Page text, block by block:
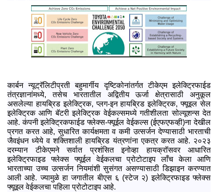
कार्बन न्‍यूट्रॅलिटीप्रती बहुमार्गीय दृष्टिकोनांतर्गत टीकेएम इलेक्ट्रिफाईड
तंत्रज्ञानांमध्‍ये, तसेच भारतातील अद्वितीय ऊर्जा क्षेत्रासाठी अनुकूल
असलेल्‍या हायब्रिड इलेक्ट्रिक, प्‍लग-इन हायब्रिड इलेक्ट्रिक, फ्यूइल सेल
इलेक्ट्रिक आणि बॅटरी इलेक्ट्रिक वेईकल्‍समध्‍ये गतीशीलता सोल्‍यूशन्‍स देत
आहे. कंपनी इलेक्ट्रिकफाईड फ्लेक्‍स-फ्यूईल वेईकल्‍स (ईएफएफव्‍ही)ना देखील
प्रगत करत आहे, सुधारित कार्यक्षमता व कमी उत्‍सर्जन देण्‍यासाठी भारताची
जैवइंधन ध्‍येये व शक्तिशाली हायब्रिड यंत्रणांना एकत्र करत आहे. २०२३
दरम्‍यान टीकेएमने सर्वात प्रशंसित इनोव्‍हा हायक्रॉसवर आधारित
इलेक्ट्रिफाइड फ्लेक्‍स फ्यूईल वेईकलचा प्रोटोटाइप लाँच केला आणि
भारताच्‍या उच्‍च उत्‍सर्जन नियमांशी सुसंगत असण्‍यासाठी डिझाइन करण्‍यात
आली आहे. ज्‍यामुळे हा जगातील बीएस ६ (स्‍टेज २) इलेक्ट्रिफाइड फ्लेक्‍स
फ्यूइल वेईकलचा पहिला प्रोटोटाइप आहे.